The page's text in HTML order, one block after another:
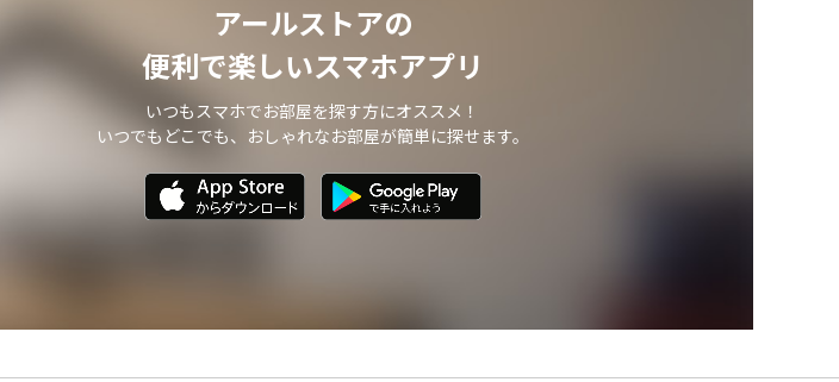
アールストアの
便利で楽しいスマホアプリ
いつもスマホでお部屋を探す方にオススメ！
いつでもどこでも、おしゃれなお部屋が簡単に探せます。